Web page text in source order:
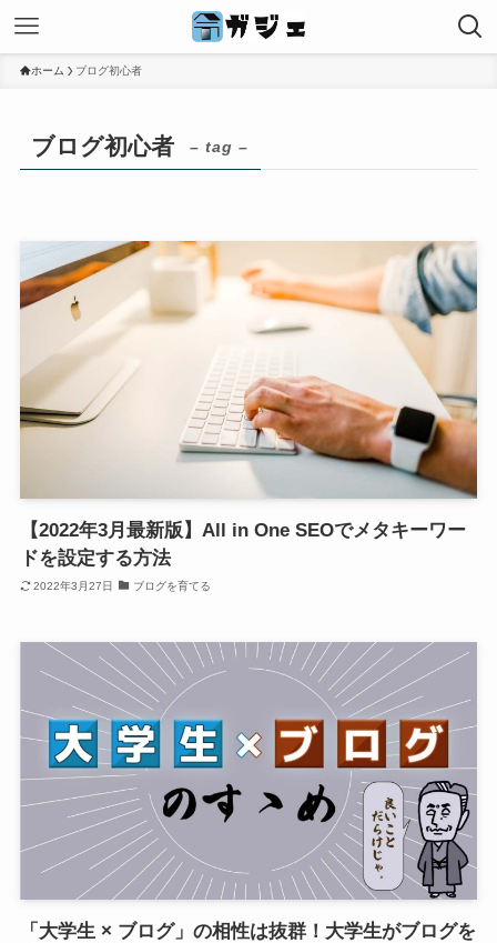
ホーム ブログ初心者
ブログ初心者 – tag –
【2022年3月最新版】All in One SEOでメタキーワー
ドを設定する方法
2022年3月27日 ブログを育てる
「大学生 × ブログ」の相性は抜群！大学生がブログを